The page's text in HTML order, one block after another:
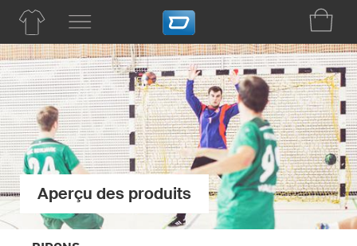
Aperçu des produits